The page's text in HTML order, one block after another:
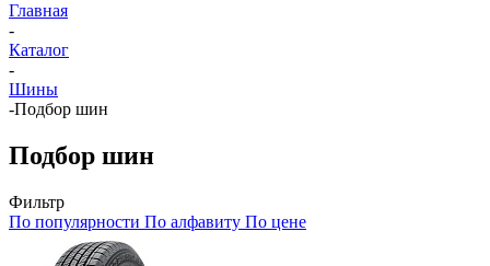
Главная
-
Каталог
-
Шины
-Подбор шин
Подбор шин
Фильтр
По популярности По алфавиту По цене